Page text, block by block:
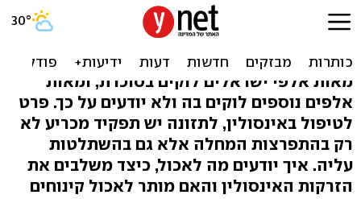
מותר לאכול מתוק? מדריך
התזונה לחולי סוכרת
מאות אלפי ישראלים לוקים בסוכרת, ומאות
אלפים נוספים לוקים בה ולא יודעים על כך. פרט
לטיפול באינסולין, לתזונה יש תפקיד מכריע לא
רק בהתפרצות המחלה אלא גם בהשתלטות
עליה. איך יודעים מה לאכול, כיצד משלבים את
הזרקות האינסולין והאם מותר לאכול קינוחים